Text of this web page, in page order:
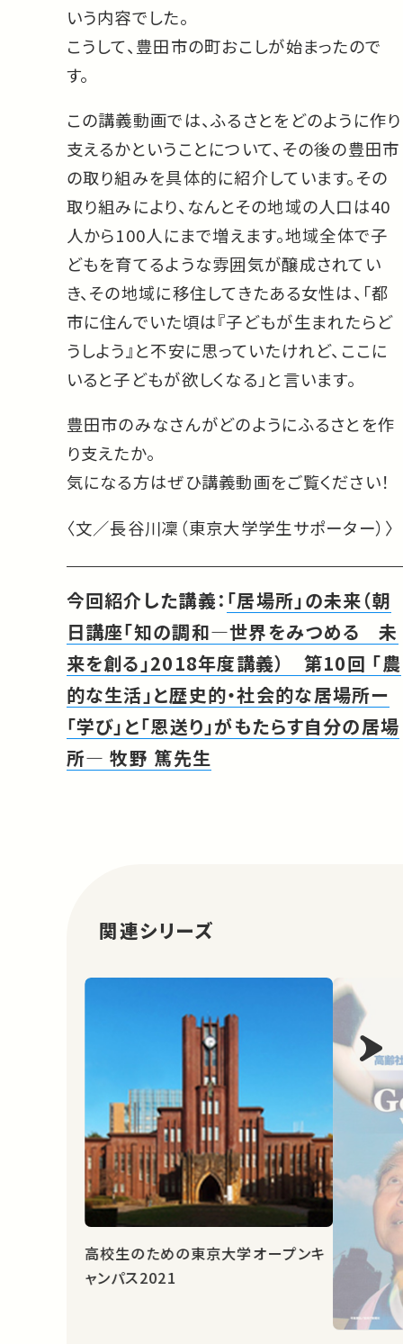
いう内容でした。
こうして、豊田市の町おこしが始まったので
す。
この講義動画では、ふるさとをどのように作り
支えるかということについて、その後の豊田市
の取り組みを具体的に紹介しています。その
取り組みにより、なんとその地域の人口は40
人から100人にまで増えます。地域全体で子
どもを育てるような雰囲気が醸成されてい
き、その地域に移住してきたある女性は、「都
市に住んでいた頃は『子どもが生まれたらど
うしよう』と不安に思っていたけれど、ここに
いると子どもが欲しくなる」と言います。
豊田市のみなさんがどのようにふるさとを作
り支えたか。
気になる方はぜひ講義動画をご覧ください！
〈文／長谷川凜（東京大学学生サポーター）〉
今回紹介した講義： 「居場所」の未来（朝
日講座「知の調和―世界をみつめる 未
来を創る」2018年度講義） 第10回 「農
的な生活」と歴史的・社会的な居場所ー
「学び」と「恩送り」がもたらす自分の居場
所― 牧野 篤先生
関連シリーズ
高校生のための東京大学オープンキ
ャンパス2021